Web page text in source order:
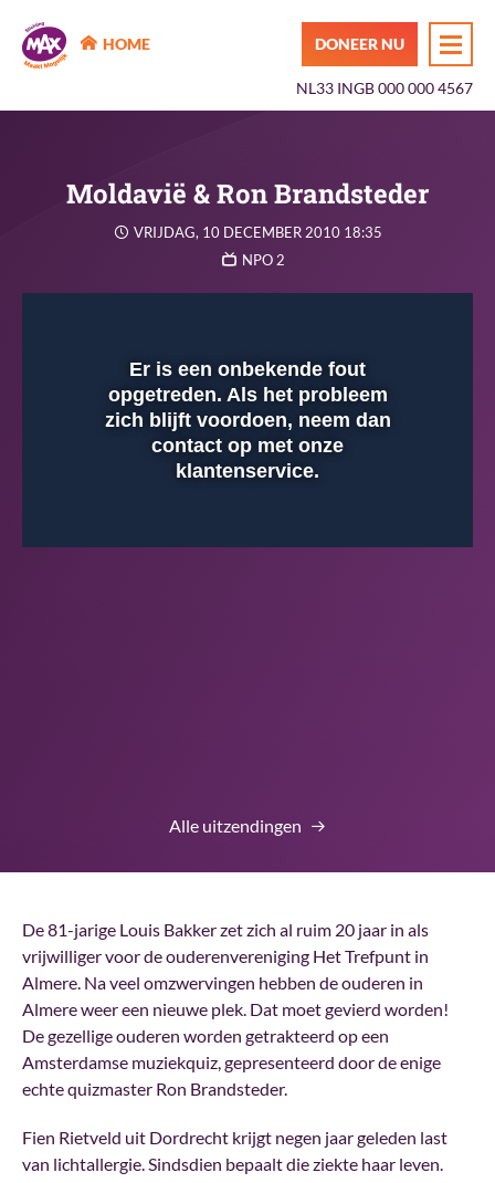
MAX Maakt Mogelijk
HOME DONEER NU
NL33 INGB 000 000 4567
Moldavië & Ron Brandsteder
VRIJDAG, 10 DECEMBER 2010 18:35
NPO 2
Afspelen
Er is een onbekende fout
opgetreden. Als het probleem
zich blijft voordoen, neem dan
contact op met onze
klantenservice.
Alle uitzendingen
De 81-jarige Louis Bakker zet zich al ruim 20 jaar in als
vrijwilliger voor de ouderenvereniging Het Trefpunt in
Almere. Na veel omzwervingen hebben de ouderen in
Almere weer een nieuwe plek. Dat moet gevierd worden!
De gezellige ouderen worden getrakteerd op een
Amsterdamse muziekquiz, gepresenteerd door de enige
echte quizmaster Ron Brandsteder.
Fien Rietveld uit Dordrecht krijgt negen jaar geleden last
van lichtallergie. Sindsdien bepaalt die ziekte haar leven.